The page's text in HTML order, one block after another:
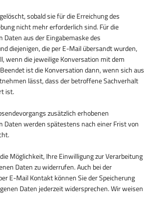
sobald sie für die Erreichung des
nicht mehr erforderlich sind. Für die
Daten aus der Eingabemaske des
diejenigen, die per E-Mail übersandt wurden,
wenn die jeweilige Konversation mit dem
ist die Konversation dann, wenn sich aus
lässt, dass der betroffene Sachverhalt
ist.
zusätzlich erhobenen
Daten werden spätestens nach einer Frist von
Möglichkeit, Ihre Einwilligung zur Verarbeitung
Daten zu widerrufen. Auch bei der
E-Mail Kontakt können Sie der Speicherung
Daten jederzeit widersprechen. Wir weisen